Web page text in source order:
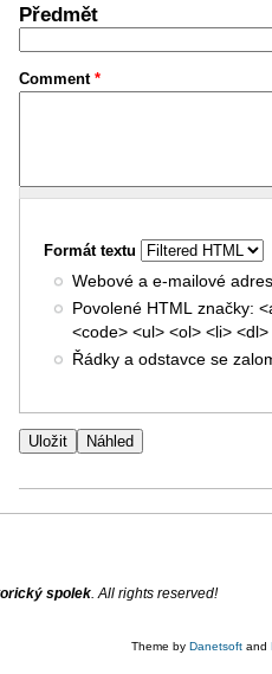
Předmět
Comment *
Formát textu
Webové a e-mailové
Povolené HTML značky:
<code> <ul> <ol> <li>
Řádky a odstavce se
spolek . All rights reserved!
Theme by Danetsoft and